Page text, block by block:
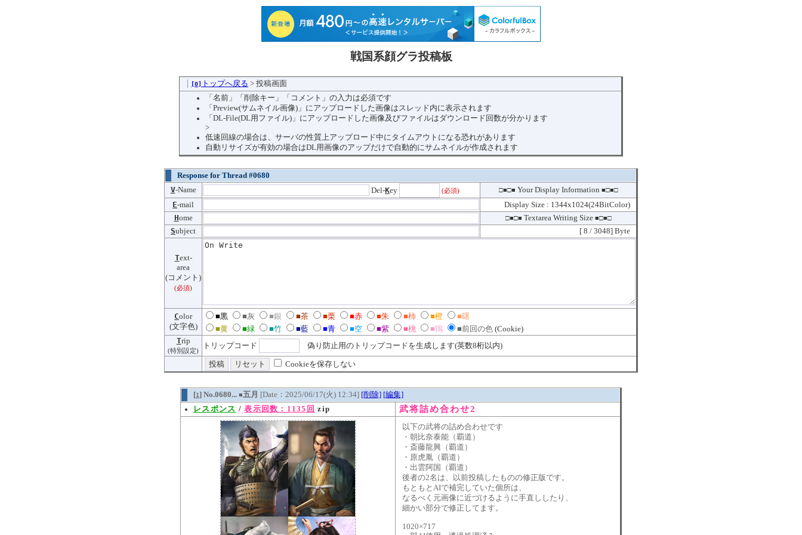
戦国系顔グラ投稿板
[0] トップへ戻る > 投稿画面
「名前」「削除キー」「コメント」の入力は必須です
「Preview(サムネイル画像)」にアップロードした画像はスレッド内に表示されます
「DL-File(DL用ファイル)」にアップロードした画像及びファイルはダウンロード回数が分かります
>
低速回線の場合は、サーバの性質上アップロード中にタイムアウトになる恐れがあります
自動リサイズが有効の場合はDL用画像のアップだけで自動的にサムネイルが作成されます
Response for Thread #0680
V-Name Del-Key (必須) □■□■ Your Display Information ■□■□
E-mail
Display Size : 1344x1024(24BitColor)
Home □■□■ Textarea Writing Size ■□■□
Subject [ 8 / 3048] Byte
Text-
area
(コメント)
(必須)
Color
(文字色)
■黒 ■灰 ■銀 ■茶 ■栗 ■赤 ■朱 ■柿 ■橙
■曙
■黄
■緑 ■竹 ■藍 ■青 ■空 ■紫 ■桃 ■鴇 ■前回の色 (Cookie)
Trip
(特別設定)
トリップコード 偽り防止用のトリップコードを生成します(英数8桁以内)
Cookieを保存しない
[1] No.0680... ■五月 [Date：2025/06/17(火) 12:34] [削除] [編集]
レスポンス /表示回数：1135回 zip 武将詰め合わせ2
以下の武将の詰め合わせです
・朝比奈泰能（覇道）
・斎藤龍興（覇道）
・原虎胤（覇道）
・出雲阿国（覇道）
後者の2名は、以前投稿したものの修正版です。
もともとAIで補完していた個所は、
なるべく元画像に近づけるように手直ししたり、
細かい部分で修正してます。
1020×717